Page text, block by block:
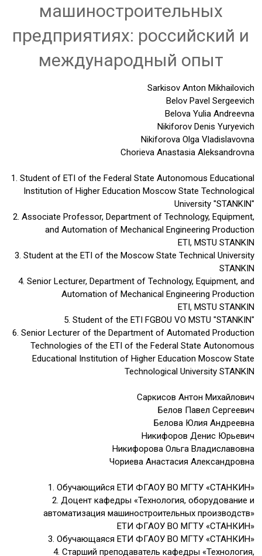
машиностроительных
предприятиях: российский и
международный опыт
Sarkisov Anton Mikhailovich
Belov Pavel Sergeevich
Belova Yulia Andreevna
Nikiforov Denis Yuryevich
Nikiforova Olga Vladislavovna
Chorieva Anastasia Aleksandrovna
1. Student of ETI of the Federal State Autonomous Educational
Institution of Higher Education Moscow State Technological
University "STANKIN"
2. Associate Professor, Department of Technology, Equipment,
and Automation of Mechanical Engineering Production
ETI, MSTU STANKIN
3. Student at the ETI of the Moscow State Technical University
STANKIN
4. Senior Lecturer, Department of Technology, Equipment, and
Automation of Mechanical Engineering Production
ETI, MSTU STANKIN
5. Student of the ETI FGBOU VO MSTU "STANKIN"
6. Senior Lecturer of the Department of Automated Production
Technologies of the ETI of the Federal State Autonomous
Educational Institution of Higher Education Moscow State
Technological University STANKIN
Саркисов Антон Михайлович
Белов Павел Сергеевич
Белова Юлия Андреевна
Никифоров Денис Юрьевич
Никифорова Ольга Владиславовна
Чориева Анастасия Александровна
1. Обучающийся ЕТИ ФГАОУ ВО МГТУ «СТАНКИН»
2. Доцент кафедры «Технология, оборудование и
автоматизация машиностроительных производств»
ЕТИ ФГАОУ ВО МГТУ «СТАНКИН»
3. Обучающаяся ЕТИ ФГАОУ ВО МГТУ «СТАНКИН»
4. Старший преподаватель кафедры «Технология,